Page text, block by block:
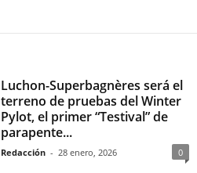
Luchon-Superbagnères será el
terreno de pruebas del Winter
Pylot, el primer “Testival” de
parapente...
Redacción - 28 enero, 2026 0